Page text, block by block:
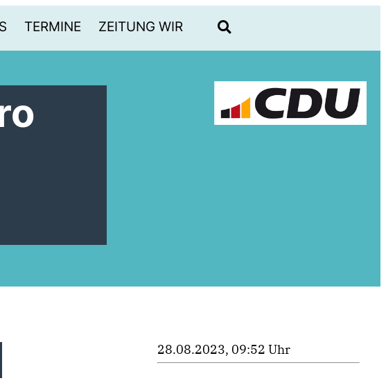
TERMINE ZEITUNG WIR
28.08.2023, 09:52 Uhr